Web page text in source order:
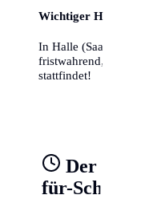
Wichtiger Hinweis
In Halle (Saale) zählt
fristwahrend, auch
stattfindet!
Der
für-Schritt